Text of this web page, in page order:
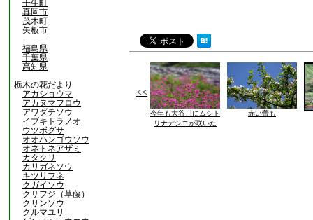
壬生町
真岡市
茂木町
矢板市
福島県
千葉県
高知県
栃木の花だより
アカショウマ
アカヌマフロウ
アワダチソウ
イブキトラノオ
ウツボグサ
オオハンゴウソウ
オネトネアザミ
カタクリ
カリガネソウ
キツリフネ
クガイソウ
クサフジ（草藤）
クリンソウ
クルマユリ
<<
今年も大谷川にムシト
リナデシコが咲いた
赤い蕾も